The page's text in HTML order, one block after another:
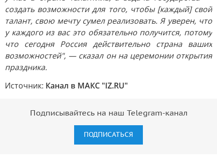
создать возможности для того, чтобы [каждый] свой
талант, свою мечту сумел реализовать. Я уверен, что
у каждого из вас это обязательно получится, потому
что сегодня Россия действительно страна ваших
возможностей", — сказал он на церемонии открытия
праздника.
Источник: Канал в МАКС "IZ.RU"
Подписывайтесь на наш Telegram-канал
ПОДПИСАТЬСЯ